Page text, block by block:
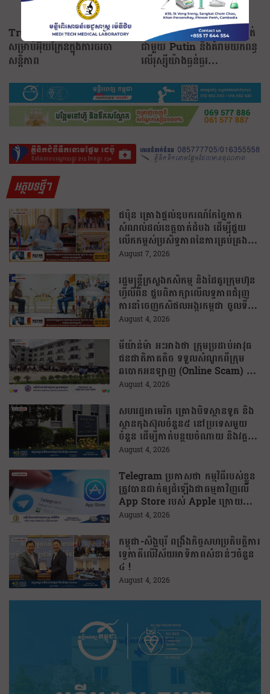
Trump សន្យា​ធានា​សន្តិសុខ​
សម្រាប់​អ៊ុយក្រែន​ក្នុង​ការ​ចរចា​
សន្តិភាព
លោក Trump អស់ការអត់ធ្មត់
ជាមួយ Putin និងគំរាម​យក​ពន្ធ​
លើ​រុស្ស៊ី​យ៉ាង​ធ្ងន់ធ្ងរ…
អត្ថបទថ្មីៗ
ជប៉ុន គ្រោងផ្តល់ឧបករណ៍កែច្នៃកាក
សំណល់ដល់ខេត្តបាត់ដំបង ដើម្បីជួយ
លើកកម្ពស់ប្រសិទ្ធភាពនៃការគ្រប់គ្រង
សំណល់
August 7, 2026
រដ្ឋមន្រ្តីក្រសួងកសិកម្ម និងដៃគូរក្រុមហ៊ុន
ហ្វីលីពីន ជួបពិភាក្សាលើលទ្ធភាពជំរុញ
ការនាំចេញកសិផលអង្ករកម្ពុជា ចូលទី
ផ្សារហ្វីលីពីន
August 4, 2026
មីយ៉ាន់ម៉ា អះអាងថា ក្រុមប្រដាប់អាវុធ
ជនជាតិភាគតិច ទទួលសំណូកពីក្រុម
ឆបោកអនឡាញ (Online Scam) ជា
ថ្នូរនឹងការជួយរត់ចូលប្រទេសថៃ!
August 4, 2026
សហរដ្ឋអាមេរិក គ្រោងបិទស្ថានទូត និង
ស្ថានកុងស៊ុលចំនួន៥ នៅប្រទេសមួយ
ចំនួន ដើម្បីកាត់បន្ថយចំណាយ និងវត្ត
មានការទូតដែលគ្មានប្រសិទ្ធភាព
August 4, 2026
Telegram ប្រកាសថា កម្មវិធីរបស់ខ្លួន
ត្រូវបានដាក់ឲ្យដំឡើងជាធម្មតាវិញលើ
App Store របស់ Apple ក្រោយបាត់
ខ្លួនដោយគ្មានការបញ្ជាក់ពីមូលហេតុ
August 4, 2026
កម្ពុជា-សិង្ហបុរី ពង្រឹងកិច្ចសហប្រតិបត្តិការ
ទ្វេភាគីលើវិស័យអាទិភាពសំខាន់ៗចំនួន
៤ !
August 4, 2026